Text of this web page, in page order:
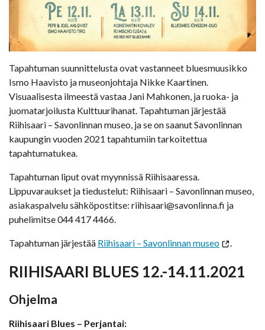
Tapahtuman suunnittelusta ovat vastanneet bluesmuusikko
Ismo Haavisto ja museonjohtaja Nikke Kaartinen.
Visuaalisesta ilmeestä vastaa Jani Mahkonen, ja ruoka- ja
juomatarjoilusta Kulttuurihanat. Tapahtuman järjestää
Riihisaari – Savonlinnan museo, ja se on saanut Savonlinnan
kaupungin vuoden 2021 tapahtumiin tarkoitettua
tapahtumatukea.
Tapahtuman liput ovat myynnissä Riihisaaressa.
Lippuvaraukset ja tiedustelut: Riihisaari – Savonlinnan museo,
asiakaspalvelu sähköpostitse: riihisaari@savonlinna.fi ja
puhelimitse 044 417 4466.
Tapahtuman järjestää Riihisaari – Savonlinnan museo .
RIIHISAARI BLUES 12.-14.11.2021
Ohjelma
Riihisaari Blues – Perjantai: